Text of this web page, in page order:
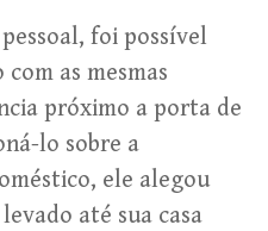
foi possível
as mesmas
próximo a porta de
lo sobre a
ele alegou
até sua casa